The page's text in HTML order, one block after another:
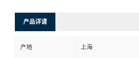
产品详请
产地 上海